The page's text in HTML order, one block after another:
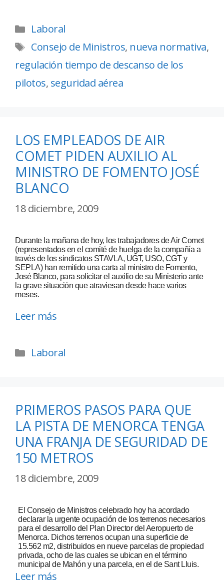
Laboral
Consejo de Ministros, nueva normativa,
regulación tiempo de descanso de los
pilotos, seguridad aérea
LOS EMPLEADOS DE AIR
COMET PIDEN AUXILIO AL
MINISTRO DE FOMENTO JOSÉ
BLANCO
18 diciembre, 2009
Durante la mañana de hoy, los trabajadores de Air Comet
(representados en el comité de huelga de la compañía a
través de los sindicatos STAVLA, UGT, USO, CGT y
SEPLA) han remitido una carta al ministro de Fomento,
José Blanco, para solicitar el auxilio de su Ministerio ante
la grave situación que atraviesan desde hace varios
meses.
Leer más
Laboral
PRIMEROS PASOS PARA QUE
LA PISTA DE MENORCA TENGA
UNA FRANJA DE SEGURIDAD DE
150 METROS
18 diciembre, 2009
El Consejo de Ministros celebrado hoy ha acordado
declarar la urgente ocupación de los terrenos necesarios
para el desarrollo del Plan Director del Aeropuerto de
Menorca. Dichos terrenos ocupan una superficie de
15.562 m2, distribuidos en nueve parcelas de propiedad
privada, ocho de las cuales se ubican en el término
municipal de Mahón y una parcela, en el de Sant Lluis.
Leer más